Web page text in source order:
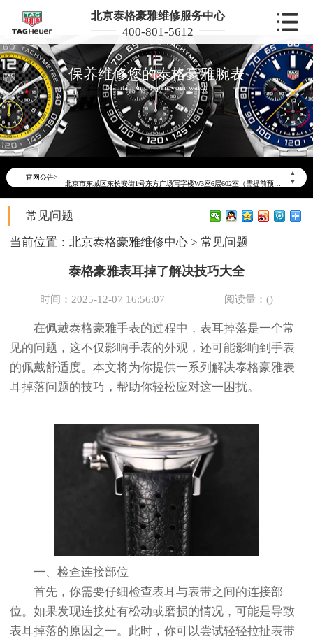
北京泰格豪雅维修服务中心
400-801-5612
保养维修您的泰格豪雅腕表
Maintain and repair your watch
官网公告>
▲
▼
2026年6月泰格豪雅北京市售后服务网络优化升级公告
2026年6月北京市泰格豪雅官方售后客户服务热线：400-801-5612
2026年6月泰格豪雅售后服务中心最新网点地址：
北京市朝阳区建国门外大街甲6号华熙国际中心写字楼D座11层1102室（需提前预约）
北京市朝阳区建国门外大街甲6号华熙国际中心D座11层1102室泰格豪雅售后服务中心（需提前预约）
常见问题
当前位置： 北京泰格豪雅维修中心 > 常见问题
泰格豪雅表耳掉了解决技巧大全
时间：2025-12-07 16:56:07 阅读量：()
在佩戴泰格豪雅手表的过程中，表耳掉落是一个常
见的问题，这不仅影响手表的外观，还可能影响到手表
的佩戴舒适度。本文将为你提供一系列解决泰格豪雅表
耳掉落问题的技巧，帮助你轻松应对这一困扰。
一、检查连接部位
首先，你需要仔细检查表耳与表带之间的连接部
位。如果发现连接处有松动或磨损的情况，可能是导致
表耳掉落的原因之一。此时，你可以尝试轻轻拉扯表带